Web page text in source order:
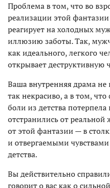
Проблема в том, что во
реализации этой
реагирует на холодных
иллюзию заботы. Так,
как идеального, легкого
открывает деструктивную
Ваша внутренняя драма не
так некрасиво, а в том,
боли из детства
отстранились от
от этой фантазии — в
и отвергаемыми
детства.
Вы действительно
говорит о вас как о